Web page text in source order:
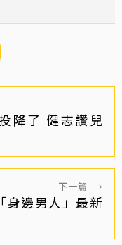
降了 健志讚兒
下一篇 →
身邊男人」最新